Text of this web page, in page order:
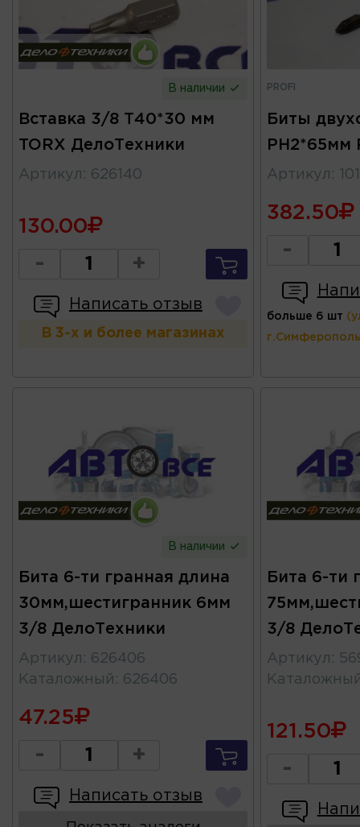
В наличии
Вставка 3/8 T40*30 мм
TORX ДелоТехники
Артикул : 626140
130.00
- +
Написать отзыв
В 3-х и более магазинах
PROFI
Биты
PH2*65мм
Артикул :
382.50
-
больше 6 шт
В наличии
Бита 6-ти гранная длина
30мм,шестигранник 6мм
3/8 ДелоТехники
Артикул : 626406
Каталожный : 626406
47.25
- +
Написать отзыв
Бита 6-ти
3/8
Артикул :
121.50
-